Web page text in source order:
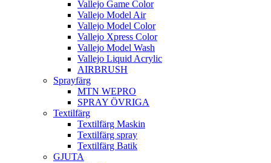
Vallejo Game Color
Vallejo Model Air
Vallejo Model Color
Vallejo Xpress Color
Vallejo Model Wash
Vallejo Liquid Acrylic
AIRBRUSH
Sprayfärg
MTN WEPRO
SPRAY ÖVRIGA
Textilfärg
Textilfärg Maskin
Textilfärg spray
Textilfärg Batik
GJUTA